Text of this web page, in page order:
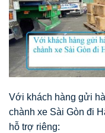
Với khách hàng gửi
chành xe Sài Gòn đi
hỗ trợ riêng: